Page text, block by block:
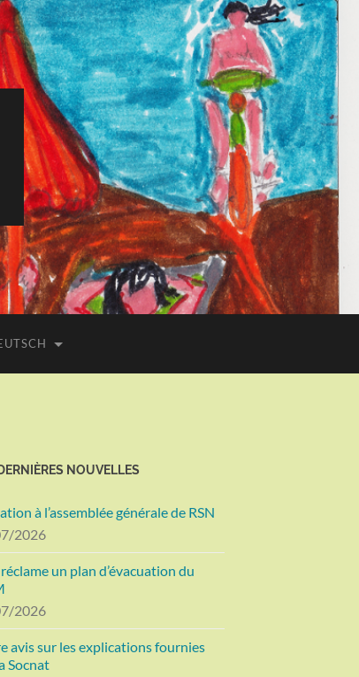
NOUVELLES
à l’assemblée générale de RSN
2026
réclame un plan d’évacuation du
2026
avis sur les explications fournies
Socnat